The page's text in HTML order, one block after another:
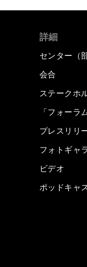
詳細
センター（
会合
ステークホ
「フォーラ
プレスリリ
フォトギャ
ビデオ
ポッドキャ